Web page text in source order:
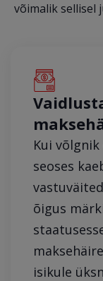
võimalik sellisel
Kui
seoses
õigus
isikule